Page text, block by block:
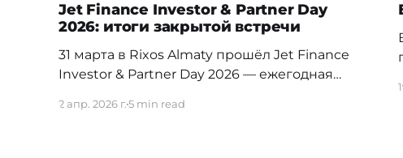
Jet Finance Investor & Partner Day
2026: итоги закрытой встречи
31 марта в Rixos Almaty прошёл Jet Finance
Investor & Partner Day 2026 — ежегодная
компании. В этом году она получилась
2 апр. 2026 г.5 min read